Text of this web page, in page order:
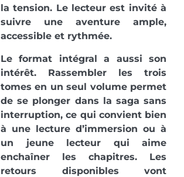
la tension. Le lecteur est invité à
suivre une aventure ample,
accessible et rythmée.
Le format intégral a aussi son
intérêt. Rassembler les trois
tomes en un seul volume permet
de se plonger dans la saga sans
interruption, ce qui convient bien
à une lecture d’immersion ou à
un jeune lecteur qui aime
enchaîner les chapitres. Les
retours disponibles vont